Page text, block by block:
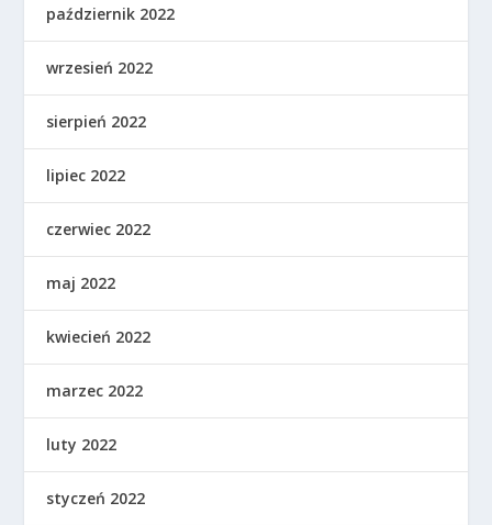
październik 2022
wrzesień 2022
sierpień 2022
lipiec 2022
czerwiec 2022
maj 2022
kwiecień 2022
marzec 2022
luty 2022
styczeń 2022